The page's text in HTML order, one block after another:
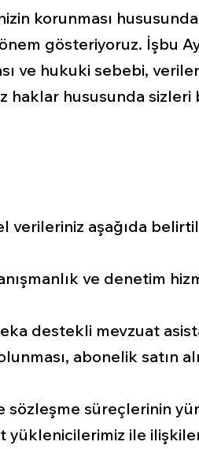
korunması
gösteriyoruz. İşbu
ve hukuki sebebi,
haklar hususunda
verileriniz aşağıda
ve denetim
destekli mevzuat
abonelik satın
sözleşme süreçlerinin
yüklenicilerimiz ile